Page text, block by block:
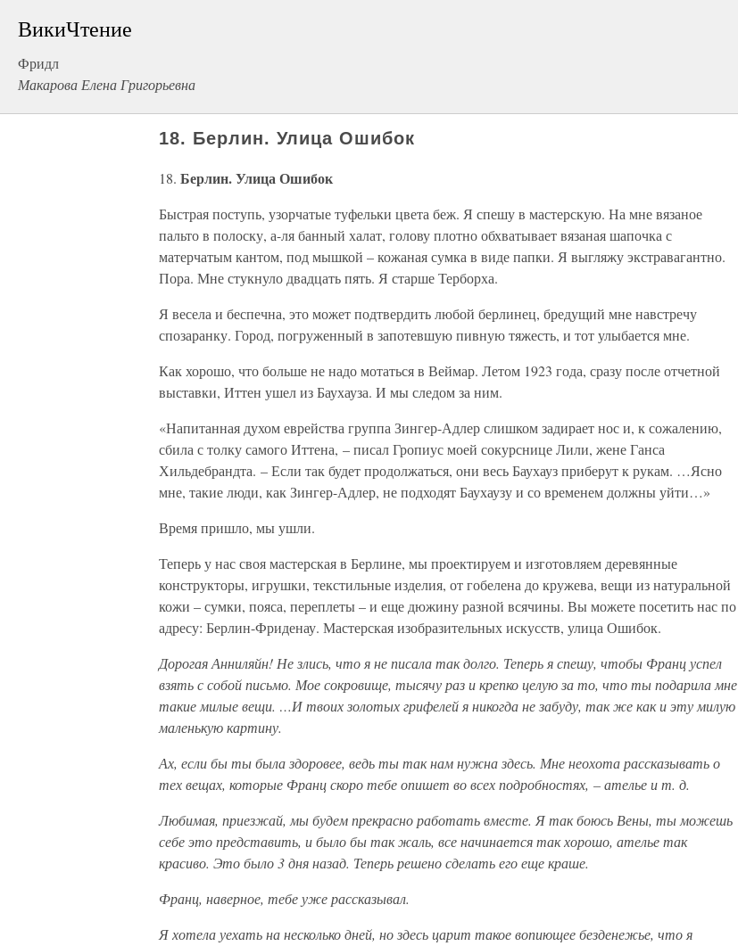
ВикиЧтение
Фридл
Макарова Елена Григорьевна
18. Берлин. Улица Ошибок
18. Берлин. Улица Ошибок
Быстрая поступь, узорчатые туфельки цвета беж. Я спешу в мастерскую. На мне вязаное
пальто в полоску, а-ля банный халат, голову плотно обхватывает вязаная шапочка с
матерчатым кантом, под мышкой – кожаная сумка в виде папки. Я выгляжу экстравагантно.
Пора. Мне стукнуло двадцать пять. Я старше Терборха.
Я весела и беспечна, это может подтвердить любой берлинец, бредущий мне навстречу
спозаранку. Город, погруженный в запотевшую пивную тяжесть, и тот улыбается мне.
Как хорошо, что больше не надо мотаться в Веймар. Летом 1923 года, сразу после отчетной
выставки, Иттен ушел из Баухауза. И мы следом за ним.
«Напитанная духом еврейства группа Зингер-Адлер слишком задирает нос и, к сожалению,
сбила с толку самого Иттена, – писал Гропиус моей сокурснице Лили, жене Ганса
Хильдебрандта. – Если так будет продолжаться, они весь Баухауз приберут к рукам. …Ясно
мне, такие люди, как Зингер-Адлер, не подходят Баухаузу и со временем должны уйти…»
Время пришло, мы ушли.
Теперь у нас своя мастерская в Берлине, мы проектируем и изготовляем деревянные
конструкторы, игрушки, текстильные изделия, от гобелена до кружева, вещи из натуральной
кожи – сумки, пояса, переплеты – и еще дюжину разной всячины. Вы можете посетить нас по
адресу: Берлин-Фриденау. Мастерская изобразительных искусств, улица Ошибок.
Дорогая Анниляйн! Не злись, что я не писала так долго. Теперь я спешу, чтобы Франц успел
взять с собой письмо. Мое сокровище, тысячу раз и крепко целую за то, что ты подарила мне
такие милые вещи. …И твоих золотых грифелей я никогда не забуду, так же как и эту милую
маленькую картину.
Ах, если бы ты была здоровее, ведь ты так нам нужна здесь. Мне неохота рассказывать о
тех вещах, которые Франц скоро тебе опишет во всех подробностях, – ателье и т. д.
Любимая, приезжай, мы будем прекрасно работать вместе. Я так боюсь Вены, ты можешь
себе это представить, и было бы так жаль, все начинается так хорошо, ателье так
красиво. Это было 3 дня назад. Теперь решено сделать его еще краше.
Франц, наверное, тебе уже рассказывал.
Я хотела уехать на несколько дней, но здесь царит такое вопиющее безденежье, что я